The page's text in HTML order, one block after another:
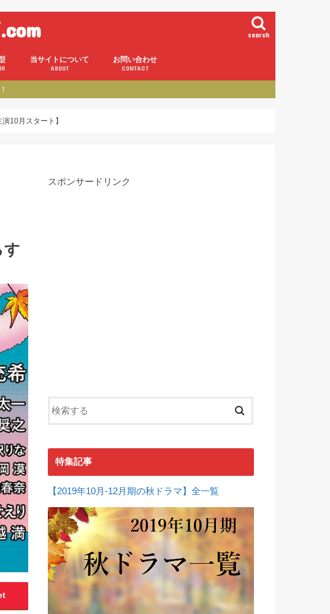
search
当サイトについて
ABOUT
お問い合わせ
CONTACT
10月スタート】
す
スポンサードリンク
特集記事
【2019年10月-12月期の秋ドラマ】全一覧